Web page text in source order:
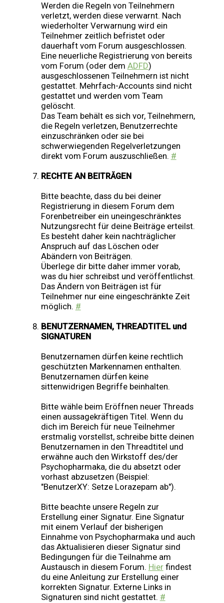
Werden die Regeln von Teilnehmern
verletzt, werden diese verwarnt. Nach
wiederholter Verwarnung wird ein
Teilnehmer zeitlich befristet oder
dauerhaft vom Forum ausgeschlossen.
Eine neuerliche Registrierung von bereits
vom Forum (oder dem ADFD)
ausgeschlossenen Teilnehmern ist nicht
gestattet. Mehrfach-Accounts sind nicht
gestattet und werden vom Team
gelöscht.
Das Team behält es sich vor, Teilnehmern,
die Regeln verletzen, Benutzerrechte
einzuschränken oder sie bei
schwerwiegenden Regelverletzungen
direkt vom Forum auszuschließen. #
RECHTE AN BEITRÄGEN
Bitte beachte, dass du bei deiner
Registrierung in diesem Forum dem
Forenbetreiber ein uneingeschränktes
Nutzungsrecht für deine Beiträge erteilst.
Es besteht daher kein nachträglicher
Anspruch auf das Löschen oder
Abändern von Beiträgen.
Überlege dir bitte daher immer vorab,
was du hier schreibst und veröffentlichst.
Das Ändern von Beiträgen ist für
Teilnehmer nur eine eingeschränkte Zeit
möglich. #
BENUTZERNAMEN, THREADTITEL und
SIGNATUREN
Benutzernamen dürfen keine rechtlich
geschützten Markennamen enthalten.
Benutzernamen dürfen keine
sittenwidrigen Begriffe beinhalten.
Bitte wähle beim Eröffnen neuer Threads
einen aussagekräftigen Titel. Wenn du
dich im Bereich für neue Teilnehmer
erstmalig vorstellst, schreibe bitte deinen
Benutzernamen in den Threadtitel und
erwähne auch den Wirkstoff des/der
Psychopharmaka, die du absetzt oder
vorhast abzusetzen (Beispiel:
"BenutzerXY: Setze Lorazepam ab").
Bitte beachte unsere Regeln zur
Erstellung einer Signatur. Eine Signatur
mit einem Verlauf der bisherigen
Einnahme von Psychopharmaka und auch
das Aktualisieren dieser Signatur sind
Bedingungen für die Teilnahme am
Austausch in diesem Forum. Hierfindest
du eine Anleitung zur Erstellung einer
korrekten Signatur. Externe Links in
Signaturen sind nicht gestattet. #